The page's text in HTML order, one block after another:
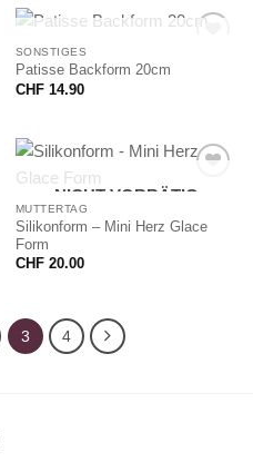
NICHT VORRÄTIG
SONSTIGES
Patisse Backform 20cm
CHF14.90
NICHT VORRÄTIG
MUTTERTAG
Silikonform – Mini Herz Glace
Form
CHF20.00
3 4